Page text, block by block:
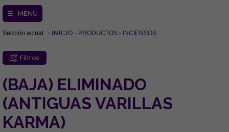
☰ MENU
Sección actual: INICIO PRODUCTOS INCIENSOS
Filtros
(BAJA) ELIMINADO
(ANTIGUAS VARILLAS
KARMA)